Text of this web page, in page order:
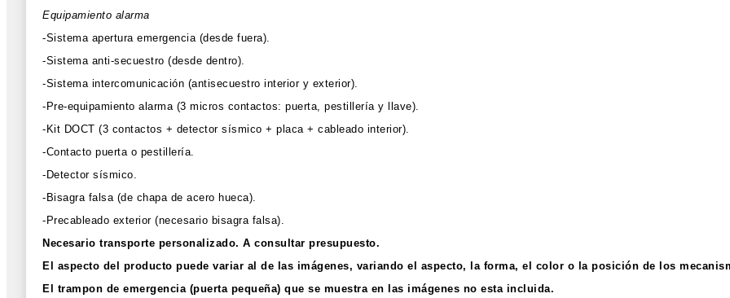
Equipamiento alarma
-Sistema apertura emergencia (desde fuera).
-Sistema anti-secuestro (desde dentro).
-Sistema intercomunicación (antisecuestro interior y exterior).
-Pre-equipamiento alarma (3 micros contactos: puerta, pestillería y llave).
-Kit DOCT (3 contactos + detector sísmico + placa + cableado interior).
-Contacto puerta o pestillería.
-Detector sísmico.
-Bisagra falsa (de chapa de acero hueca).
-Precableado exterior (necesario bisagra falsa).
Necesario transporte personalizado. A consultar presupuesto.
El aspecto del producto puede variar al de las imágenes, variando el aspecto, la forma, el color o la posición de los
El trampon de emergencia (puerta pequeña) que se muestra en las imágenes no esta incluida.